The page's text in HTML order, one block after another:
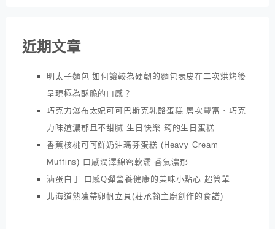
近期文章
明太子麵包 如何讓較為硬韌的麵包表皮在二次烘烤後
呈現極為酥脆的口感？
巧克力瀑布太妃可可巴斯克乳酪蛋糕 層次豐富、巧克
力味道濃郁且不甜膩 生日快樂 筠的生日蛋糕
香蕉核桃可可鮮奶油瑪芬蛋糕 (Heavy Cream
Muffins) 口感潤澤綿密軟濡 香氣濃郁
滷蛋白丁 口感Q彈營養健康的美味小點心 超簡單
北海道熟凍帶卵帆立貝(莊承翰主廚創作的食譜)